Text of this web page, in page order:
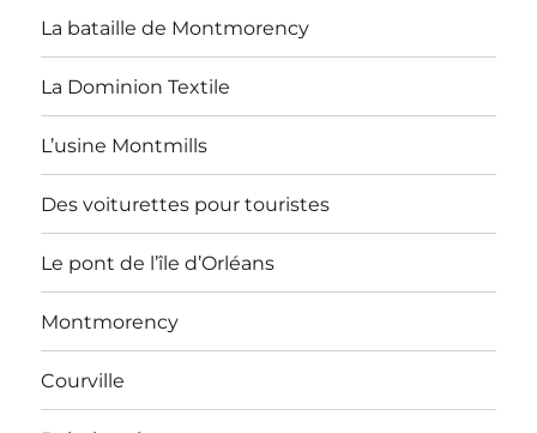
La bataille de Montmorency
La Dominion Textile
L’usine Montmills
Des voiturettes pour touristes
Le pont de l’île d’Orléans
Montmorency
Courville